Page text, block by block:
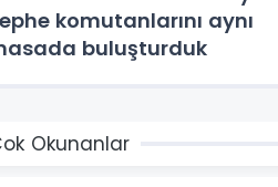
komutanlarını aynı
buluşturduk
Okunanlar